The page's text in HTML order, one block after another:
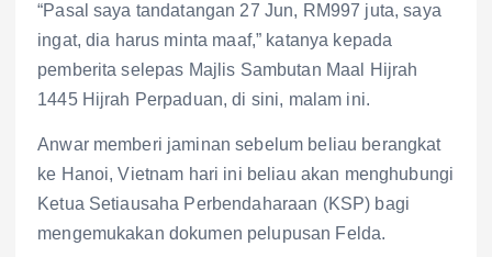
“Pasal saya tandatangan 27 Jun, RM997 juta, saya
ingat, dia harus minta maaf,” katanya kepada
pemberita selepas Majlis Sambutan Maal Hijrah
1445 Hijrah Perpaduan, di sini, malam ini.
Anwar memberi jaminan sebelum beliau berangkat
ke Hanoi, Vietnam hari ini beliau akan menghubungi
Ketua Setiausaha Perbendaharaan (KSP) bagi
mengemukakan dokumen pelupusan Felda.